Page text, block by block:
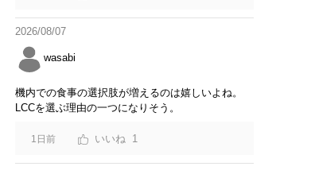
2026/08/07
wasabi
機内での食事の選択肢が増えるのは嬉しいよね。
LCCを選ぶ理由の一つになりそう。
1日前 1